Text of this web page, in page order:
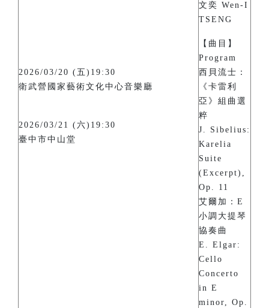
2026/03/20 (五)19:30
衛武營國家藝術文化中心音樂廳
2026/03/21 (六)19:30
臺中市中山堂
文奕 Wen-I
TSENG
【曲目】
Program
西貝流士：
《卡雷利
亞》組曲選
粹
J. Sibelius:
Karelia
Suite
(Excerpt),
Op. 11
艾爾加：E
小調大提琴
協奏曲
E. Elgar:
Cello
Concerto
in E
minor, Op.